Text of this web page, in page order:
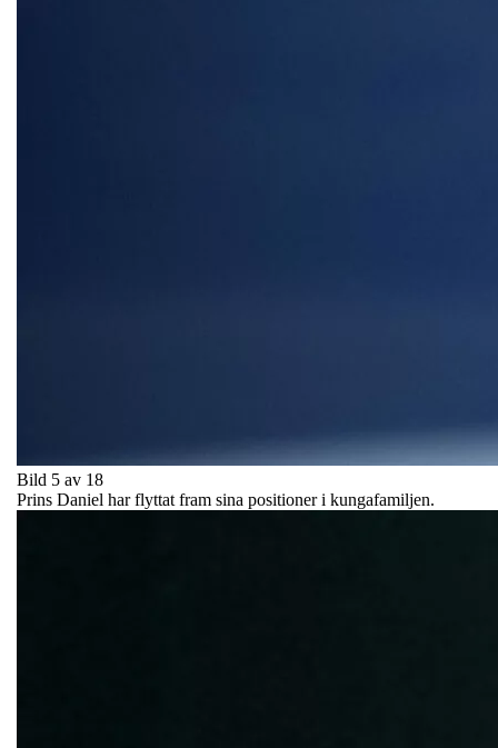
Bild 5 av 18
Prins Daniel har flyttat fram sina positioner i kungafamiljen.